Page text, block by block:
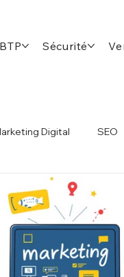
BTP Sécurité
Digital SEO